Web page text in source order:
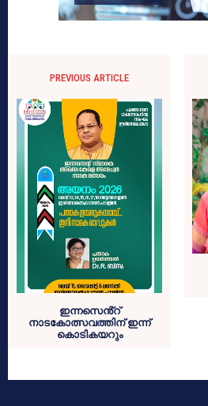
PREVIOUS ARTICLE
ഇന്നസെൻ്റ്
നാടകോത്സവത്തിന് ഇന്ന്
കൊടികയറും